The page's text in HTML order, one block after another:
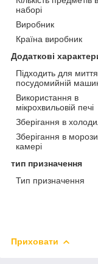
наборі
Виробник
Країна виробник
Додаткові
Підходить для
посудомийній
Використання в
мікрохвильовій печі
Зберігання в
Зберігання в
камері
тип призначення
Тип призначення
Приховати